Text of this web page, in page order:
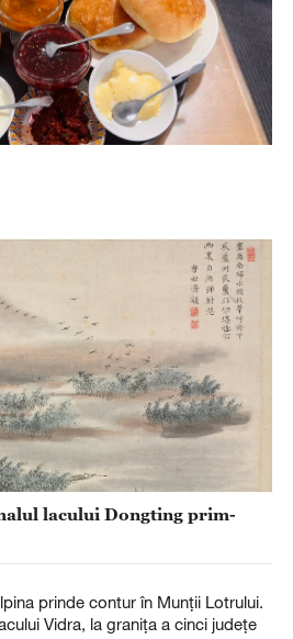
lacului Dongting prim-
prinde contur în Munții Lotrului.
Vidra, la granița a cinci județe